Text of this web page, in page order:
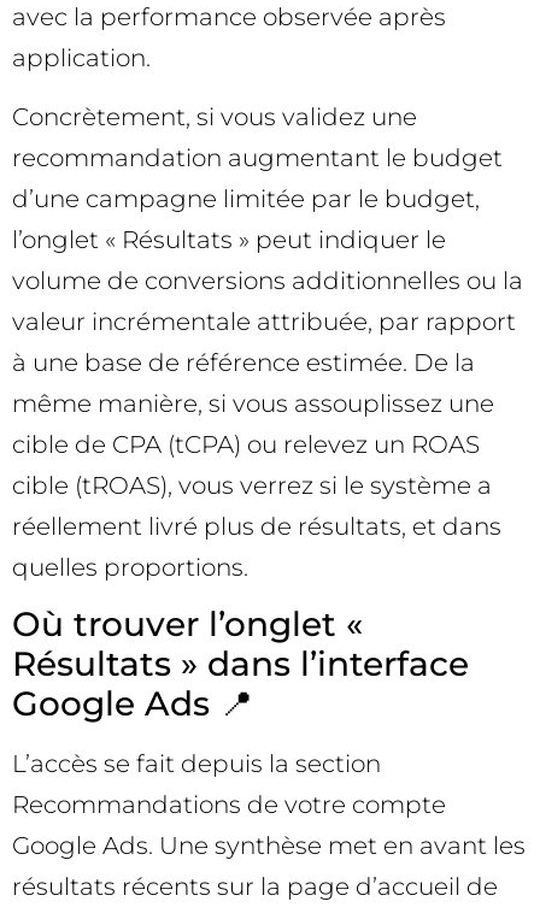
avec la performance observée après
application.
Concrètement, si vous validez une
recommandation augmentant le budget
d’une campagne limitée par le budget,
l’onglet « Résultats » peut indiquer le
volume de conversions additionnelles ou la
valeur incrémentale attribuée, par rapport
à une base de référence estimée. De la
même manière, si vous assouplissez une
cible de CPA (tCPA) ou relevez un ROAS
cible (tROAS), vous verrez si le système a
réellement livré plus de résultats, et dans
quelles proportions.
Où trouver l’onglet «
Résultats » dans l’interface
Google Ads 📍
L’accès se fait depuis la section
Recommandations de votre compte
Google Ads. Une synthèse met en avant les
résultats récents sur la page d’accueil de